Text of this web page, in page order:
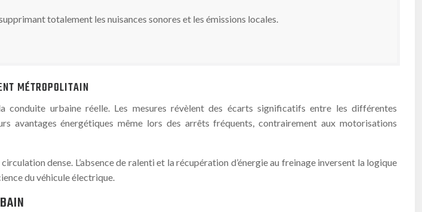
totalement les nuisances sonores et les émissions locales.
MÉTROPOLITAIN
conduite urbaine réelle. Les mesures révèlent des écarts significatifs entre les différentes
avantages énergétiques même lors des arrêts fréquents, contrairement aux motorisations
dense. L’absence de ralenti et la récupération d’énergie au freinage inversent la logique
du véhicule électrique.